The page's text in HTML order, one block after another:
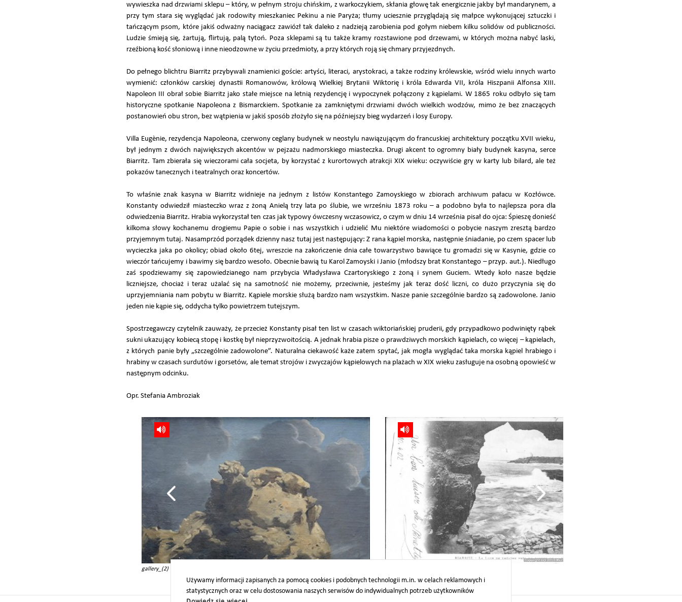
wywieszka nad drzwiami sklepu – który, w pełnym stroju chińskim, z warkoczykiem, skłania głowę tak energicznie jakby był mandarynem, a
przy tym stara się wyglądać jak rodowity mieszkaniec Pekinu a nie Paryża; tłumy uciesznie przyglądają się małpce wykonującej sztuczki i
tańczącym psom, które jakiś odważny naciągacz zawiózł tak daleko z nadzieją zarobienia pod gołym niebem kilku solidów od publiczności.
Ludzie śmieją się, żartują, flirtują, palą tytoń. Poza sklepami są tu także kramy rozstawione pod drzewami, w których można nabyć laski,
rzeźbioną kość słoniową i inne nieodzowne w życiu przedmioty, a przy których roją się chmary przyjezdnych.
Do pełnego blichtru Biarritz przybywali znamienici goście: artyści, literaci, arystokraci, a także rodziny królewskie, wśród wielu innych warto
wymienić: członków carskiej dynastii Romanowów, królową Wielkiej Brytanii Wiktorię i króla Edwarda VII, króla Hiszpanii Alfonsa XIII.
Napoleon III obrał sobie Biarritz jako stałe miejsce na letnią rezydencję i wypoczynek połączony z kąpielami. W 1865 roku odbyło się tam
historyczne spotkanie Napoleona z Bismarckiem. Spotkanie za zamkniętymi drzwiami dwóch wielkich wodzów, mimo że bez znaczących
postanowień obu stron, bez wątpienia w jakiś sposób złożyło się na późniejszy bieg wydarzeń i losy Europy.
Villa Eugènie, rezydencja Napoleona, czerwony ceglany budynek w neostylu nawiązującym do francuskiej architektury początku XVII wieku,
był jednym z dwóch największych akcentów w pejzażu nadmorskiego miasteczka. Drugi akcent to ogromny biały budynek kasyna, serce
Biarritz. Tam zbierała się wieczorami cała socjeta, by korzystać z kurortowych atrakcji XIX wieku: oczywiście gry w karty lub bilard, ale też
pokazów tanecznych i teatralnych oraz koncertów.
To właśnie znak kasyna w Biarritz widnieje na jednym z listów Konstantego Zamoyskiego w zbiorach archiwum pałacu w Kozłówce.
Konstanty odwiedził miasteczko wraz z żoną Anielą trzy lata po ślubie, we wrześniu 1873 roku – a podobno była to najlepsza pora dla
odwiedzenia Biarritz. Hrabia wykorzystał ten czas jak typowy ówczesny wczasowicz, o czym w dniu 14 września pisał do ojca: Śpieszę donieść
kilkoma słowy kochanemu drogiemu Papie o sobie i nas wszystkich i udzielić Mu niektóre wiadomości o pobycie naszym zresztą bardzo
przyjemnym tutaj. Nasamprzód porządek dzienny nasz tutaj jest następujący: Z rana kąpiel morska, następnie śniadanie, po czem spacer lub
wycieczka jaka po okolicy; obiad około 6tej, wreszcie na zakończenie dnia całe towarzystwo bawiące tu gromadzi się w Kasynie, gdzie co
wieczór tańcujemy i bawimy się bardzo wesoło. Obecnie bawią tu Karol Zamoyski i Janio (młodszy brat Konstantego – przyp. aut.). Niedługo
zaś spodziewamy się zapowiedzianego nam przybycia Władysława Czartoryskiego z żoną i synem Guciem. Wtedy koło nasze będzie
liczniejsze, chociaż i teraz użalać się na samotność nie możemy, przeciwnie, jesteśmy jak teraz dość liczni, co dużo przyczynia się do
uprzyjemniania nam pobytu w Biarritz. Kąpiele morskie służą bardzo nam wszystkim. Nasze panie szczególnie bardzo są zadowolone. Janio
jeden nie kąpie się, oddycha tylko powietrzem tutejszym.
Spostrzegawczy czytelnik zauważy, że przecież Konstanty pisał ten list w czasach wiktoriańskiej pruderii, gdy przypadkowo podwinięty rąbek
sukni ukazujący kobiecą stopę i kostkę był nieprzyzwoitością. A jednak hrabia pisze o prawdziwych morskich kąpielach, co więcej – kąpielach,
z których panie były „szczególnie zadowolone”. Naturalna ciekawość każe zatem spytać, jak mogła wyglądać taka morska kąpiel hrabiego i
hrabiny w czasach surdutów i gorsetów, ale temat strojów i zwyczajów kąpielowych na plażach w XIX wieku zasługuje na osobną opowieść w
następnym odcinku.
Opr. Stefania Ambroziak
gallery_(2)
Używamy informacji zapisanych za pomocą cookies i podobnych technologii m.in. w celach reklamowych i
statystycznych oraz w celu dostosowania naszych serwisów do indywidualnych potrzeb użytkowników